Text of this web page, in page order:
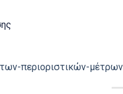
περιοριστικών-